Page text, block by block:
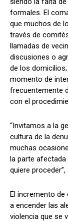
formales. El
que muchos de
través de
llamadas de
discusiones o
de los
momento de
frecuentemente
con el
“Invitamos a la
cultura de la
muchas
la parte afectada
quiere proceder”,
El incremento
a encender las
violencia que se